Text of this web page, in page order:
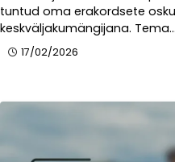
tuntud oma erakordsete
keskväljakumängijana. Tema…
17/02/2026